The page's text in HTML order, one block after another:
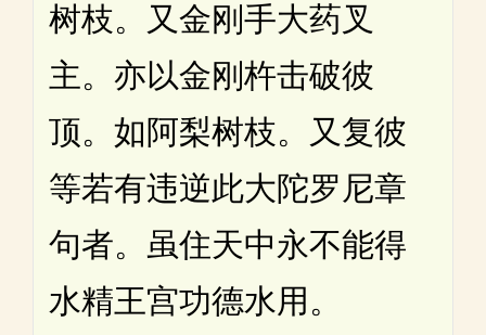
树枝。又金刚手大药叉
主。亦以金刚杵击破彼
顶。如阿梨树枝。又复彼
等若有违逆此大陀罗尼章
句者。虽住天中永不能得
水精王宫功德水用。